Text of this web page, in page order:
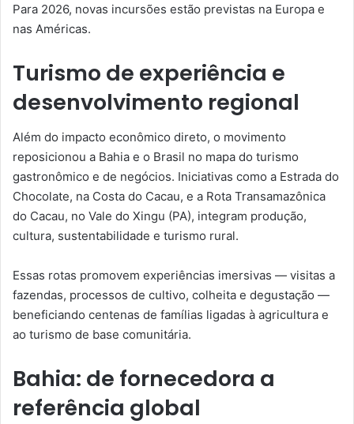
Para 2026, novas incursões estão previstas na Europa e
nas Américas.
Turismo de experiência e
desenvolvimento regional
Além do impacto econômico direto, o movimento
reposicionou a Bahia e o Brasil no mapa do turismo
gastronômico e de negócios. Iniciativas como a Estrada do
Chocolate, na Costa do Cacau, e a Rota Transamazônica
do Cacau, no Vale do Xingu (PA), integram produção,
cultura, sustentabilidade e turismo rural.
Essas rotas promovem experiências imersivas — visitas a
fazendas, processos de cultivo, colheita e degustação —
beneficiando centenas de famílias ligadas à agricultura e
ao turismo de base comunitária.
Bahia: de fornecedora a
referência global